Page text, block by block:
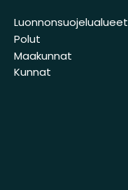
Luonnonsuojelualueet
Polut
Maakunnat
Kunnat